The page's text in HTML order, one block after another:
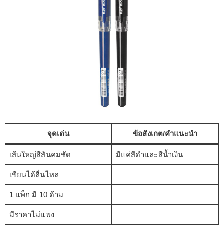
จุดเด่น ข้อสังเกต/คำแนะนำ
เส้นใหญ่สีสันคมชัด มีแค่สีดำและสีน้ำเงิน
เขียนได้ลื่นไหล
1 แพ็ก มี 10 ด้าม
มีราคาไม่แพง